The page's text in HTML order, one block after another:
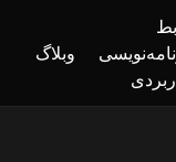
وبلاگ